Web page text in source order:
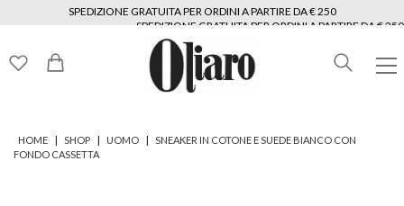
SPEDIZIONE GRATUITA PER ORDINI A PARTIRE DA € 250
SPEDIZIONE GRATUITA PER ORDINI A PARTIRE DA € 250
SPEDIZIONE GRATUITA PER ORDINI A PARTIRE DA € 250
SPEDIZIONE GRATUITA PER ORDINI A PARTIRE DA € 250
SPEDIZIONE GRATUITA PER ORDINI A PARTIRE DA € 250
SPEDIZIONE GRATUITA PER ORDINI A PARTIRE DA € 250
HOME | SHOP | UOMO |
SNEAKER IN COTONE E SUEDE BIANCO CON
FONDO CASSETTA